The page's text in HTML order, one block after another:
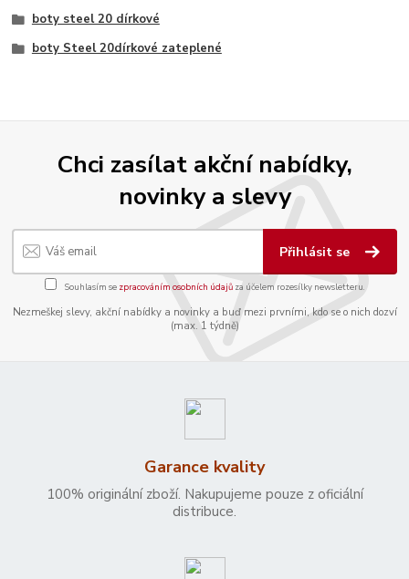
boty steel 20 dírkové
boty Steel 20dírkové zateplené
Chci zasílat akční nabídky,
novinky a slevy
Přihlásit se
Souhlasím se zpracováním osobních údajůza účelem rozesílky newsletteru.
Nezmeškej slevy, akční nabídky a novinky a buď mezi prvními, kdo se o nich dozví
(max. 1 týdně)
Garance kvality
100% originální zboží. Nakupujeme pouze z oficiální
distribuce.